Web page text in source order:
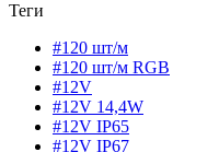
Теги
#120 шт/м
#120 шт/м RGB
#12V
#12V 14,4W
#12V IP65
#12V IP67